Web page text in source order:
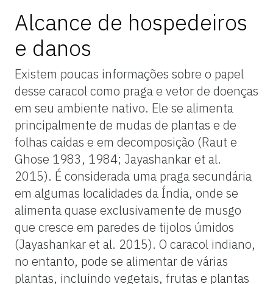
Alcance de hospedeiros
e danos
Existem poucas informações sobre o papel
desse caracol como praga e vetor de doenças
em seu ambiente nativo. Ele se alimenta
principalmente de mudas de plantas e de
folhas caídas e em decomposição (Raut e
Ghose 1983, 1984; Jayashankar et al.
2015). É considerada uma praga secundária
em algumas localidades da Índia, onde se
alimenta quase exclusivamente de musgo
que cresce em paredes de tijolos úmidos
(Jayashankar et al. 2015). O caracol indiano,
no entanto, pode se alimentar de várias
plantas, incluindo vegetais, frutas e plantas